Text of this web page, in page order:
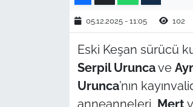
05.12.2025 - 11:05 102
Eski Keşan sürücü
Serpil Uruncave
Urunca’nın
anneanneleri, Mert
ÇANAKKALE
TÜRKİYE